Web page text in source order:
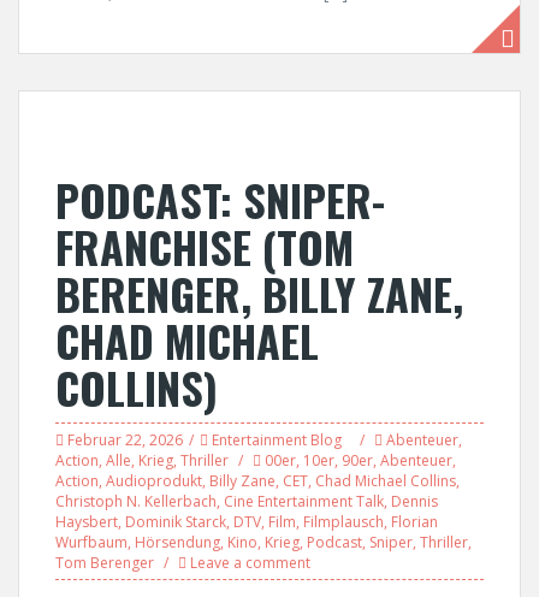
PODCAST: SNIPER-
FRANCHISE (TOM
BERENGER, BILLY ZANE,
CHAD MICHAEL
COLLINS)
Februar 22, 2026 Entertainment Blog Abenteuer,
Action, Alle, Krieg, Thriller 00er, 10er, 90er, Abenteuer,
Action, Audioprodukt, Billy Zane, CET, Chad Michael Collins,
Christoph N. Kellerbach, Cine Entertainment Talk, Dennis
Haysbert, Dominik Starck, DTV, Film, Filmplausch, Florian
Wurfbaum, Hörsendung, Kino, Krieg, Podcast, Sniper, Thriller,
Tom Berenger
Leave a comment